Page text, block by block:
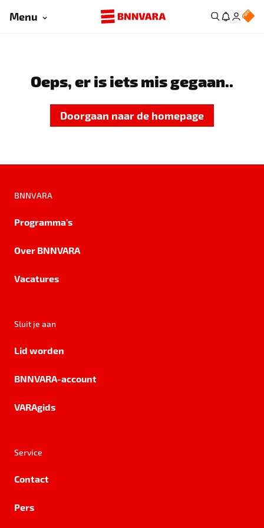
Menu
Oeps, er is iets mis gegaan..
Doorgaan naar de homepage
BNNVARA
Programma's
Over BNNVARA
Vacatures
Sluit je aan
Lid worden
BNNVARA-account
VARAgids
Service
Contact
Pers